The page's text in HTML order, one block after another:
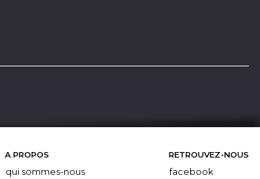
A PROPOS
qui sommes-nous
RETROUVEZ-NOUS
facebook